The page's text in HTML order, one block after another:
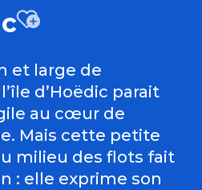
Ajouter aux favoris
et large de
d’Hoëdic parait
au cœur de
Mais cette petite
milieu des flots fait
: elle exprime son